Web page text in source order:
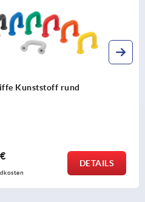
Bügelgriffe Kunststoff schmal
ab
zzgl. Versandkosten